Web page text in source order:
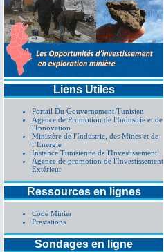
Liens Utiles
Portail Du Gouvernement Tunisien
Agence de Promotion de l'Industrie et de
l'Innovation
Ministère de l'Industrie, des Mines et de
l’Energie
Instance Tunisienne de l'Investissement
Agence de promotion de l'Investissement
Extérieur
Ressources en lignes
Code Minier
Prestations
Sondages en ligne